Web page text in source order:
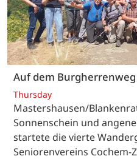
Auf dem
Thursday
Mastershausen/
Sonnenschein und
startete die vierte
Seniorenvereins Cochem-